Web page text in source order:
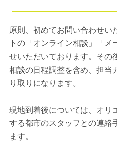
原則、初めてお問い合わせい
トの「オンライン相談」「メ
せいただいております。その
相談の日程調整を含め、担当
り取りになります。
現地到着後については、オリ
する都市のスタッフとの連絡
ます。